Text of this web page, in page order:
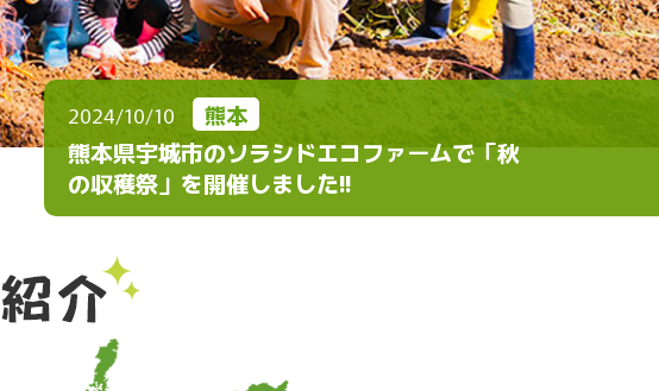
2024/10/10 熊本
熊本県宇城市のソラシドエコファームで「秋
の収穫祭」を開催しました!!